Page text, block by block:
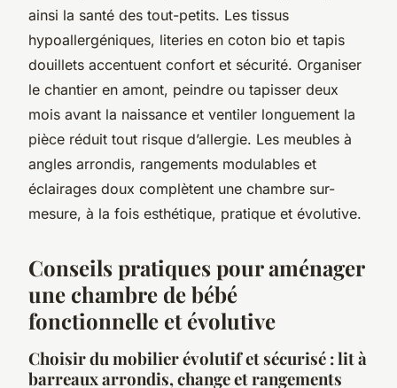
ainsi la santé des tout-petits. Les tissus
hypoallergéniques, literies en coton bio et tapis
douillets accentuent confort et sécurité. Organiser
le chantier en amont, peindre ou tapisser deux
mois avant la naissance et ventiler longuement la
pièce réduit tout risque d’allergie. Les meubles à
angles arrondis, rangements modulables et
éclairages doux complètent une chambre sur-
mesure, à la fois esthétique, pratique et évolutive.
Conseils pratiques pour aménager
une chambre de bébé
fonctionnelle et évolutive
Choisir du mobilier évolutif et sécurisé : lit à
barreaux arrondis, change et rangements